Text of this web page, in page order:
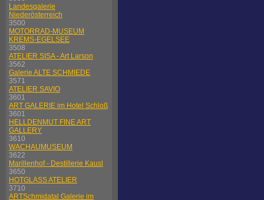
Landesgalerie
Niederösterreich
3500
MOTORRAD-MUSEUM
KREMS-EGELSEE
3508
ATELIER SISA - Art Larson
3562
Galerie ALTE SCHMIEDE
3571
ATELIER SAVIO
3601
ART GALERIE im Hotel Schloß
3601
HELLDENMUT FINE ART
GALLERY
3610
WACHAUMUSEUM
3622
Marillenhof - Destillerie Kausl
3650
HOTGLASS ATELIER
3710
ARTSchmidatal Galerie im